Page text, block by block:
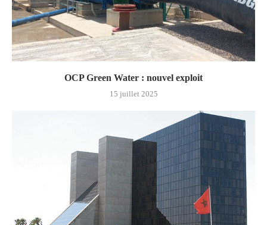
OCP Green Water : nouvel exploit
15 juillet 2025